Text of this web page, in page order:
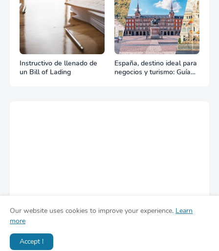
Instructivo de llenado de
un Bill of Lading
España, destino ideal para
negocios y turismo: Guía
Our website uses cookies to improve your experience. Learn
more
Accept !